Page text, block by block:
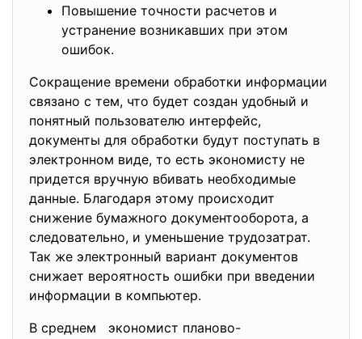
Повышение точности расчетов и
устранение возникавших при этом
ошибок.
Сокращение времени обработки информации
связано с тем, что будет создан удобный и
понятный пользователю интерфейс,
документы для обработки будут поступать в
электронном виде, то есть экономисту не
придется вручную вбивать необходимые
данные. Благодаря этому происходит
снижение бумажного документооборота, а
следовательно, и уменьшение трудозатрат.
Так же электронный вариант документов
снижает вероятность ошибки при введении
информации в компьютер.
В среднем экономист планово-